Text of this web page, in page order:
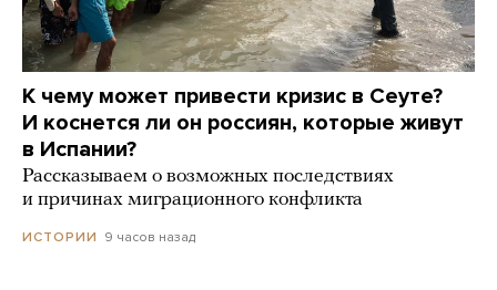
К чему может привести кризис в Сеуте?
И коснется ли он россиян, которые живут
в Испании?
Рассказываем о возможных последствиях
и причинах миграционного конфликта
ИСТОРИИ 9 часов назад